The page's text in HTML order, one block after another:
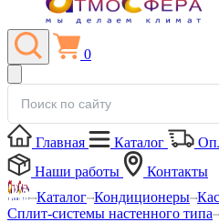
0
Главная Каталог
Наши работы
Контакты
Каталог Кондиционеры
Сплит-системы настенного типа